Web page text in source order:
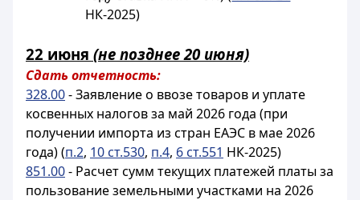
НК-2025)
22 июня (не позднее 20 июня)
Сдать отчетность:
328.00- Заявление о ввозе товаров и уплате
косвенных налогов за май 2026 года (при
получении импорта из стран ЕАЭС в мае 2026
года) (п.2, 10 ст.530, п.4, 6 ст.551 НК-2025)
851.00- Расчет сумм текущих платежей платы за
пользование земельными участками на 2026